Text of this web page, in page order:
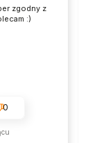
zgodny z
:)
0